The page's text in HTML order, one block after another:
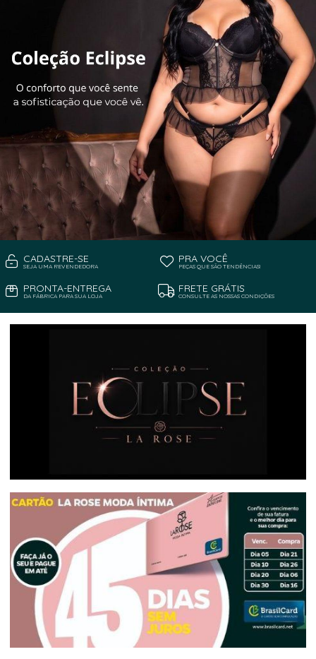
CADASTRE-SE
SEJA UMA REVENDEDORA
PRA VOCÊ
PEÇAS QUE SÃO TENDÊNCIAS!
PRONTA-ENTREGA
DA FÁBRICA PARA SUA LOJA
FRETE GRÁTIS
CONSULTE AS NOSSAS CONDIÇÕES